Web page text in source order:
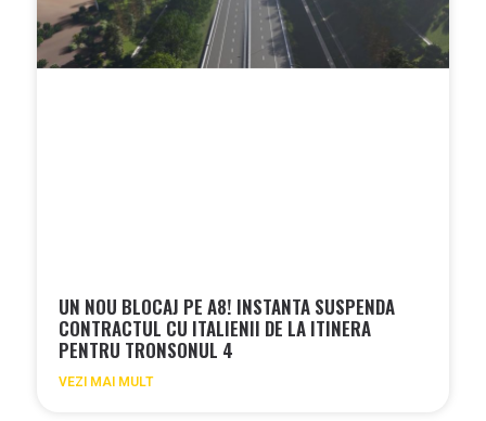
UN NOU BLOCAJ PE A8! INSTANTA SUSPENDA
CONTRACTUL CU ITALIENII DE LA ITINERA
PENTRU TRONSONUL 4
VEZI MAI MULT